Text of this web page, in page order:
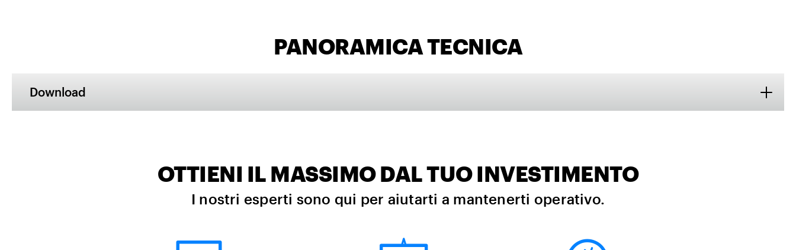
PANORAMICA TECNICA
Download
OTTIENI IL MASSIMO DAL TUO INVESTIMENTO
I nostri esperti sono qui per aiutarti a mantenerti operativo.